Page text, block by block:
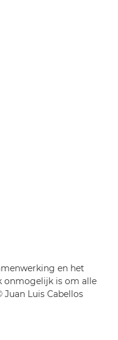
en het
onmogelijk is om alle
Luis Cabellos